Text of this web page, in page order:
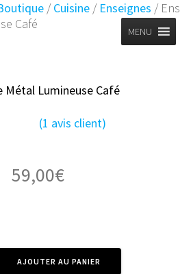
Skip
MENU
/Cuisine / Enseignes / Ens
Café
Métal Lumineuse Café
(1 avis client)
59,00€
AJOUTER AU PANIER